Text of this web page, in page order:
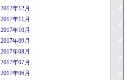
2017年12月
2017年11月
2017年10月
2017年09月
2017年08月
2017年07月
2017年06月